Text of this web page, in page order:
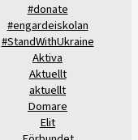
#donate
#engardeiskolan
#StandWithUkraine
Aktiva
Aktuellt
aktuellt
Domare
Elit